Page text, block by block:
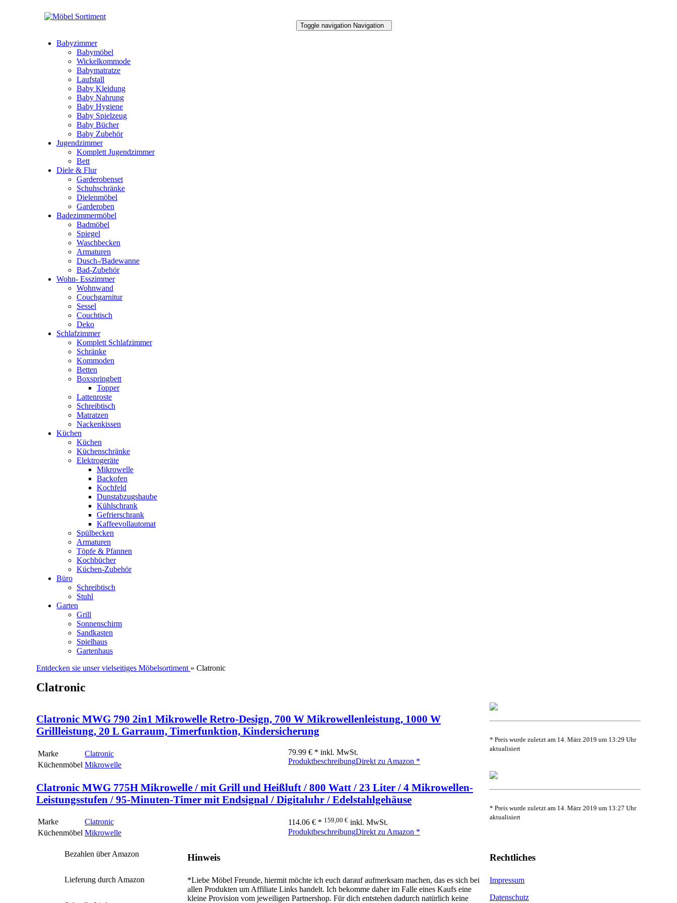
Toggle navigation Navigation
Babyzimmer
Babymöbel
Wickelkommode
Babymatratze
Laufstall
Baby Kleidung
Baby Nahrung
Baby Hygiene
Baby Spielzeug
Baby Bücher
Baby Zubehör
Jugendzimmer
Komplett Jugendzimmer
Bett
Diele & Flur
Garderobenset
Schuhschränke
Dielenmöbel
Garderoben
Badezimmermöbel
Badmöbel
Spiegel
Waschbecken
Armaturen
Dusch-/Badewanne
Bad-Zubehör
Wohn- Esszimmer
Wohnwand
Couchgarnitur
Sessel
Couchtisch
Deko
Schlafzimmer
Komplett Schlafzimmer
Schränke
Kommoden
Betten
Boxspringbett
Topper
Lattenroste
Schreibtisch
Matratzen
Nackenkissen
Küchen
Küchen
Küchenschränke
Elektrogeräte
Mikrowelle
Backofen
Kochfeld
Dunstabzugshaube
Kühlschrank
Gefrierschrank
Kaffeevollautomat
Spülbecken
Armaturen
Töpfe & Pfannen
Kochbücher
Küchen-Zubehör
Büro
Schreibtisch
Stuhl
Garten
Grill
Sonnenschirm
Sandkasten
Spielhaus
Gartenhaus
Entdecken sie unser vielseitiges Möbelsortiment » Clatronic
Clatronic
Clatronic MWG 790 2in1 Mikrowelle Retro-Design, 700 W Mikrowellenleistung, 1000 W
Grillleistung, 20 L Garraum, Timerfunktion, Kindersicherung
Marke
Clatronic
Küchenmöbel Mikrowelle
79.99 € * inkl. MwSt.
ProduktbeschreibungDirekt zu Amazon *
* Preis wurde zuletzt am 14. März 2019 um 13:29 Uhr
aktualisiert
Clatronic MWG 775H Mikrowelle / mit Grill und Heißluft / 800 Watt / 23 Liter / 4 Mikrowellen-
Leistungsstufen / 95-Minuten-Timer mit Endsignal / Digitaluhr / Edelstahlgehäuse
Marke
Clatronic
Küchenmöbel Mikrowelle
114.06 € * 159,00 € inkl. MwSt.
ProduktbeschreibungDirekt zu Amazon *
* Preis wurde zuletzt am 14. März 2019 um 13:27 Uhr
aktualisiert
Bezahlen über Amazon
Lieferung durch Amazon
Hinweis
*Liebe Möbel Freunde, hiermit möchte ich euch darauf aufmerksam machen, das es sich bei
allen Produkten um Affiliate Links handelt. Ich bekomme daher im Falle eines Kaufs eine
kleine Provision vom jeweiligen Partnershop. Für dich entstehen dadurch natürlich keine
Rechtliches
Impressum
Datenschutz